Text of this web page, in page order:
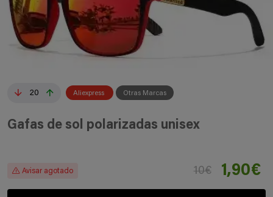
20 Aliexpress Otras Marcas
Gafas de sol polarizadas unisex
Avisar agotado 10€ 1,90€